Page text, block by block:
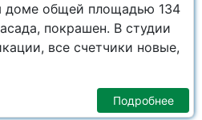
доме общей площадью 134
покрашен. В студии
все счетчики новые,
Подробнее